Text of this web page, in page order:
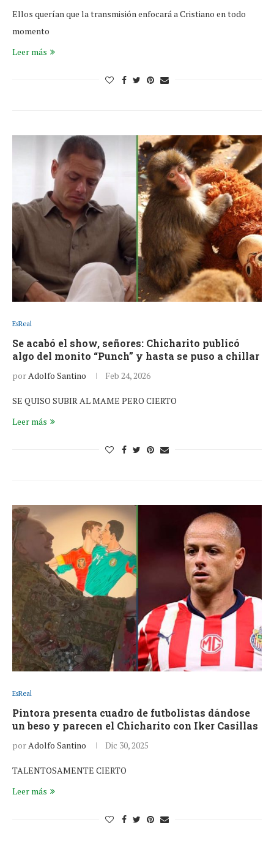
Ellos querían que la transmisión enfocará a Cristiano en todo
momento
Leer más
EsReal
Se acabó el show, señores: Chicharito publicó
algo del monito “Punch” y hasta se puso a chillar
porAdolfo Santino Feb 24, 2026
SE QUISO SUBIR AL MAME PERO CIERTO
Leer más
EsReal
Pintora presenta cuadro de futbolistas dándose
un beso y parecen el Chicharito con Iker Casillas
porAdolfo Santino Dic 30, 2025
TALENTOSAMENTE CIERTO
Leer más